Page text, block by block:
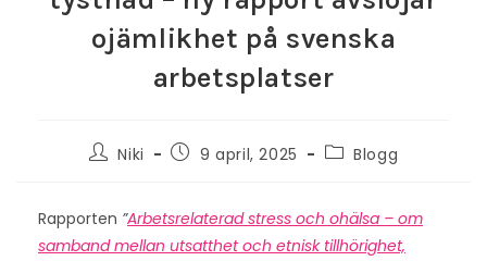
ojämlikhet på svenska
arbetsplatser
Inläggsförfattare:
Niki
Inlägget
9 april, 2025 Inläggskategori:
Blogg
Rapporten ”Arbetsrelaterad stress och ohälsa – om
samband mellan utsatthet och etnisk tillhörighet,